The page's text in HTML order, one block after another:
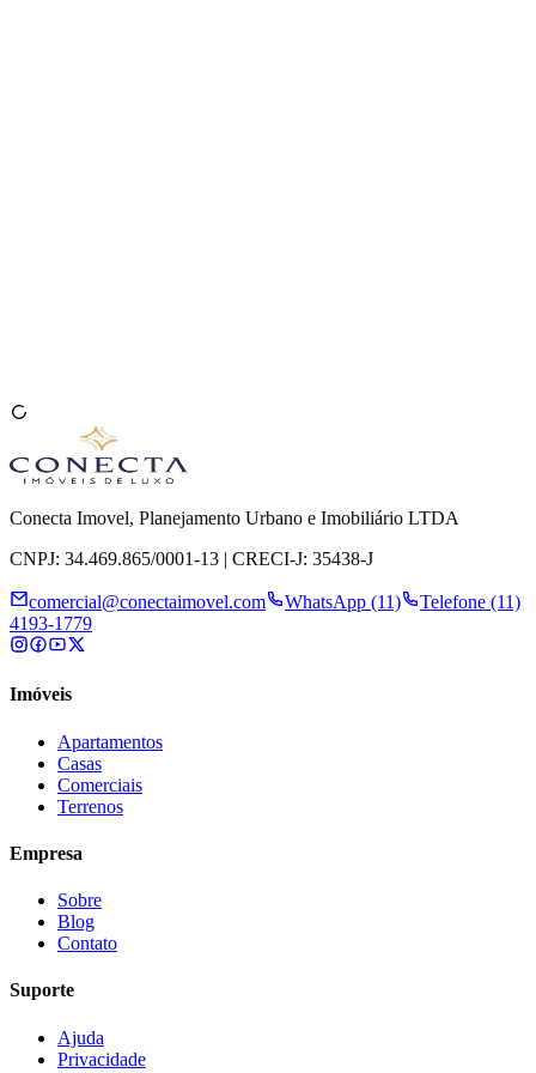
Conecta Imovel, Planejamento Urbano e Imobiliário LTDA
CNPJ: 34.469.865/0001-13 | CRECI-J: 35438-J
comercial@conectaimovel.com WhatsApp (11)
Telefone (11)
4193-1779
Imóveis
Apartamentos
Casas
Comerciais
Terrenos
Empresa
Sobre
Blog
Contato
Suporte
Ajuda
Privacidade